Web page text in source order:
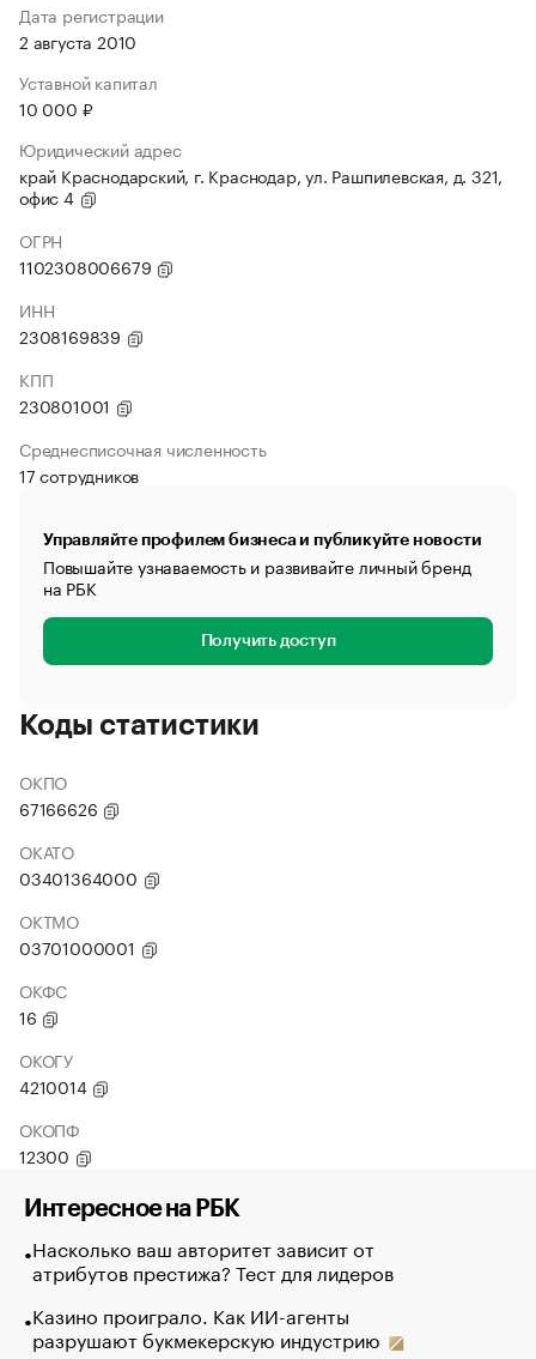
Дата регистрации
2 августа 2010
Уставной капитал
10 000 ₽
Юридический адрес
край Краснодарский, г. Краснодар, ул. Рашпилевская, д. 321,
офис 4
ОГРН
1102308006679
ИНН
2308169839
КПП
230801001
Среднесписочная численность
17 сотрудников
Управляйте профилем бизнеса и публикуйте новости
Повышайте узнаваемость и развивайте личный бренд
на РБК
Получить доступ
Коды статистики
ОКПО
67166626
ОКАТО
03401364000
ОКТМО
03701000001
ОКФС
16
ОКОГУ
4210014
ОКОПФ
12300
Интересное на РБК
Насколько ваш авторитет зависит от
атрибутов престижа? Тест для лидеров
Казино проиграло. Как ИИ-агенты
разрушают букмекерскую индустрию